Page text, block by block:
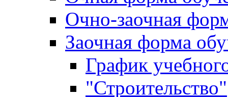
Очно-заочная
Заочная форма
График
"Строительство"